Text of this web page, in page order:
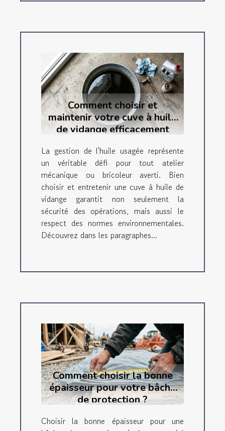
Comment choisir et
maintenir votre cuve à huile
de vidange efficacement
La gestion de l'huile usagée représente
un véritable défi pour tout atelier
mécanique ou bricoleur averti. Bien
choisir et entretenir une cuve à huile de
vidange garantit non seulement la
sécurité des opérations, mais aussi le
respect des normes environnementales.
Découvrez dans les paragraphes...
Comment choisir la bonne
épaisseur pour votre bâche
de protection ?
Choisir la bonne épaisseur pour une